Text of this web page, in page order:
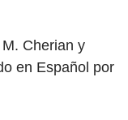
Cherian y
en Español por